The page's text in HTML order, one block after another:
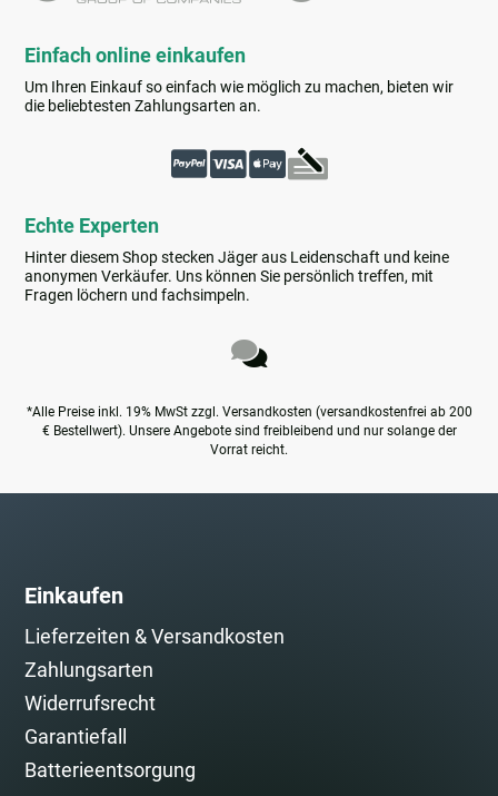
Einfach online einkaufen
Um Ihren Einkauf so einfach wie möglich zu machen, bieten wir
die beliebtesten Zahlungsarten an.
Echte Experten
Hinter diesem Shop stecken Jäger aus Leidenschaft und keine
anonymen Verkäufer. Uns können Sie persönlich treffen, mit
Fragen löchern und fachsimpeln.
*Alle Preise inkl. 19% MwSt zzgl. Versandkosten (versandkostenfrei ab 200
€ Bestellwert). Unsere Angebote sind freibleibend und nur solange der
Vorrat reicht.
Einkaufen
Lieferzeiten & Versandkosten
Zahlungsarten
Widerrufsrecht
Garantiefall
Batterieentsorgung